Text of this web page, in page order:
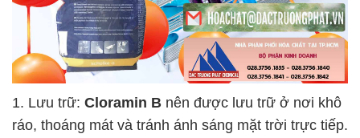
1. Lưu trữ: Cloramin B nên được lưu trữ ở nơi khô
ráo, thoáng mát và tránh ánh sáng mặt trời trực tiếp.